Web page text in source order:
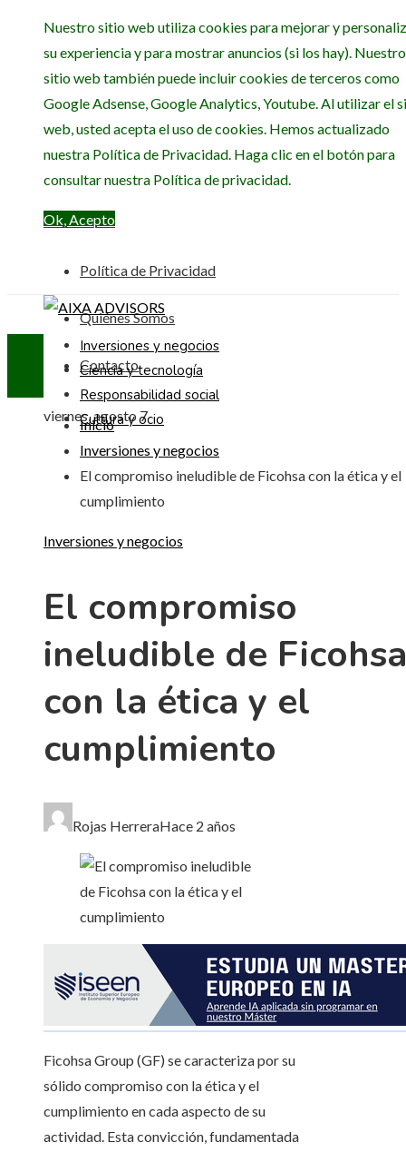
Nuestro sitio web utiliza cookies para mejorar y
su experiencia y para mostrar anuncios (si los hay). Nuestro
sitio web también puede incluir cookies de terceros como
Google Adsense, Google Analytics, Youtube. Al utilizar el
web, usted acepta el uso de cookies. Hemos actualizado
nuestra Política de Privacidad. Haga clic en el botón para
consultar nuestra Política de privacidad.
Ok, Acepto
Política de Privacidad
Quiénes Somos
Contacto
viernes, agosto 7
Inversiones y negocios
Ciencia y tecnología
Responsabilidad social
Cultura y ocio
Inicio
Inversiones y negocios
El compromiso ineludible de Ficohsa con la ética y el
cumplimiento
Inversiones y negocios
El compromiso
ineludible de Ficohsa
con la ética y el
cumplimiento
Rojas HerreraHace 2 años
Ficohsa Group (GF) se caracteriza por su
sólido compromiso con la ética y el
cumplimiento en cada aspecto de su
actividad. Esta convicción, fundamentada